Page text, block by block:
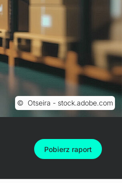
Otseira - stock.adobe.com
Pobierz raport